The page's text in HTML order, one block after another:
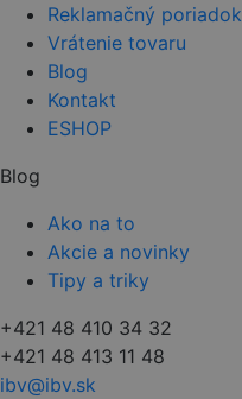
Reklamačný poriadok
Vrátenie tovaru
Blog
Kontakt
ESHOP
Blog
Ako na to
Akcie a novinky
Tipy a triky
+421 48 410 34 32
+421 48 413 11 48
ibv@ibv.sk